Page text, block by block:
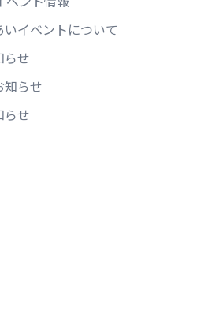
イベントについて
らせ
知らせ
らせ